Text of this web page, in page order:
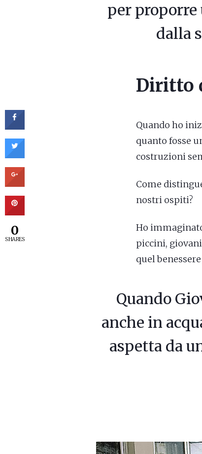
per proporre
dalla
Diritto
Quando ho
quanto fosse
costruzioni
Come
nostri ospiti?
Ho
piccini,
quel
Quando
anche in
aspetta da
0
SHARES